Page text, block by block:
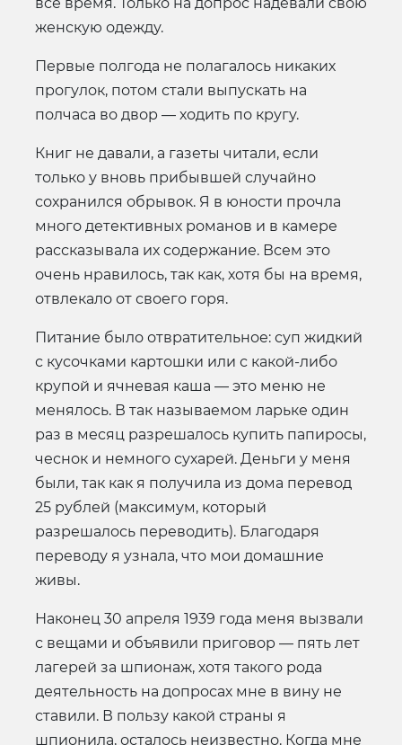
женскую одежду.
Первые полгода не полагалось никаких
прогулок, потом стали выпускать на
полчаса во двор — ходить по кругу.
Книг не давали, а газеты читали, если
только у вновь прибывшей случайно
сохранился обрывок. Я в юности прочла
много детективных романов и в камере
рассказывала их содержание. Всем это
очень нравилось, так как, хотя бы на время,
отвлекало от своего горя.
Питание было отвратительное: суп жидкий
с кусочками картошки или с какой-либо
крупой и ячневая каша — это меню не
менялось. В так называемом ларьке один
раз в месяц разрешалось купить папиросы,
чеснок и немного сухарей. Деньги у меня
были, так как я получила из дома перевод
25 рублей (максимум, который
разрешалось переводить). Благодаря
переводу я узнала, что мои домашние
живы.
Наконец 30 апреля 1939 года меня вызвали
с вещами и объявили приговор — пять лет
лагерей за шпионаж, хотя такого рода
деятельность на допросах мне в вину не
ставили. В пользу какой страны я
шпионила, осталось неизвестно. Когда мне